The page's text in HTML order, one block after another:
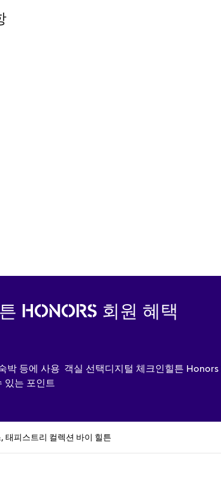
HONORS 회원 혜택
박 등에 사용
있는 포인트
객실 선택디지털 체크인힐튼 Honors
태피스트리 컬렉션 바이 힐튼